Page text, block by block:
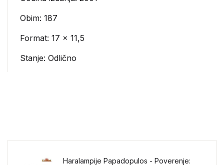
Obim: 187
Format: 17 x 11,5
Stanje: Odlično
Haralampije Papadopulos - Poverenje: